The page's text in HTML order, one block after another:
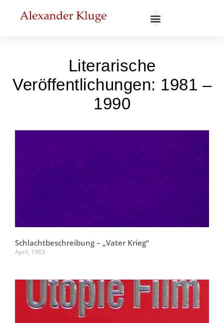
Literarische
Veröffentlichungen: 1981 –
1990
Schlachtbeschreibung – „Vater Krieg“
April, 1983